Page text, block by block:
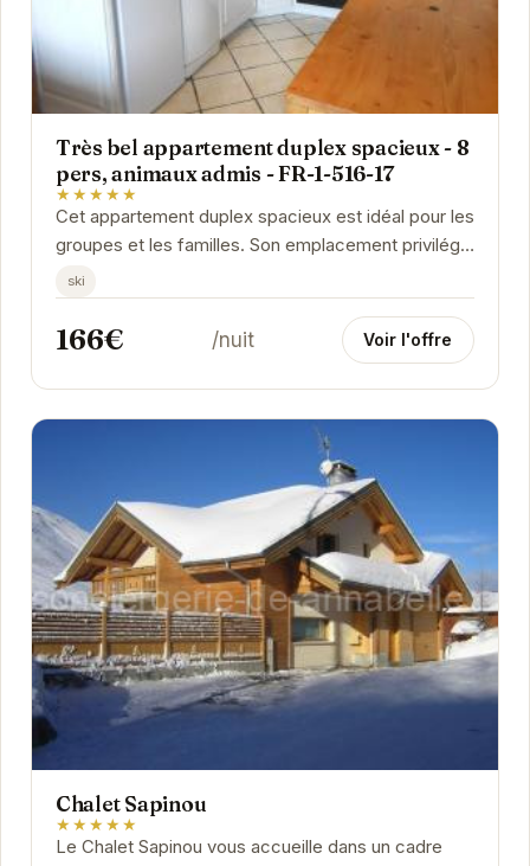
Très bel appartement duplex spacieux - 8
pers, animaux admis - FR-1-516-17
★★★★★
Cet appartement duplex spacieux est idéal pour les
groupes et les familles. Son emplacement privilégié
aux Deux Alpes offre un accès facile aux...
ski
166€ /nuit Voir l'offre
Chalet Sapinou
★★★★★
Le Chalet Sapinou vous accueille dans un cadre